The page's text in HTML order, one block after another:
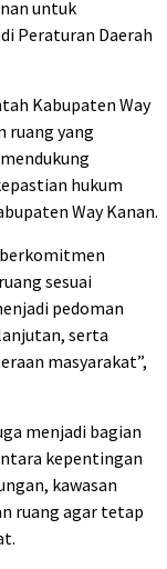
untuk
Peraturan Daerah
Kabupaten Way
ruang yang
hukum
Way Kanan.
sesuai
pedoman
serta
masyarakat”,
menjadi bagian
kepentingan
kawasan
ruang agar tetap